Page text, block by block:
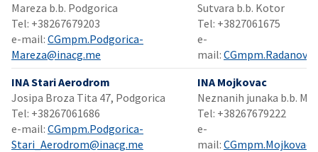
Mareza b.b. Podgorica​​
Tel: +38267679203
e-mail: CGmpm.Podgorica-
Mareza@inacg.me
Sutvara b.b. Kotor
Tel: +3827061675
e-
mail:
INA Stari Aerodrom
Josipa Broza Tita 47, Podgorica
Tel: +38267061686
e-mail: CGmpm.Podgorica-
Stari_Aerodrom@inacg.me
INA Mojkovac
Neznanih junaka b.b.
Tel: +38267679222​
e-
mail: